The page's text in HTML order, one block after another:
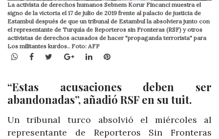
La activista de derechos humanos Sebnem Korur Fincanci muestra el
signo de la victoria el 17 de julio de 2019 frente al palacio de justicia de
Estambul después de que un tribunal de Estambul la absolviera junto con
el representante de Turquía de Reporteros sin Fronteras (RSF) y otros
activistas de derechos acusados ​​de hacer "propaganda terrorista" para
Los militantes kurdos.. Foto: AFP
WhatsApp
Facebook
TwitterGoogle+LinkedInPinterest
“Estas acusaciones deben ser
abandonadas”, añadió RSF en su tuit.
Un tribunal turco absolvió el miércoles al
representante de Reporteros Sin Fronteras